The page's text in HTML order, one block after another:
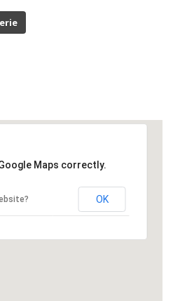
Maps correctly.
OK